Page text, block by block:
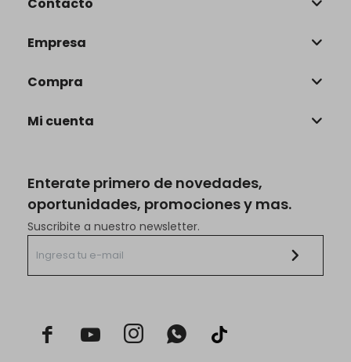
Enterate primero de novedades,
oportunidades, promociones y mas.
Suscribite a nuestro newsletter.
  
Empresa
Compra
Mi cuenta